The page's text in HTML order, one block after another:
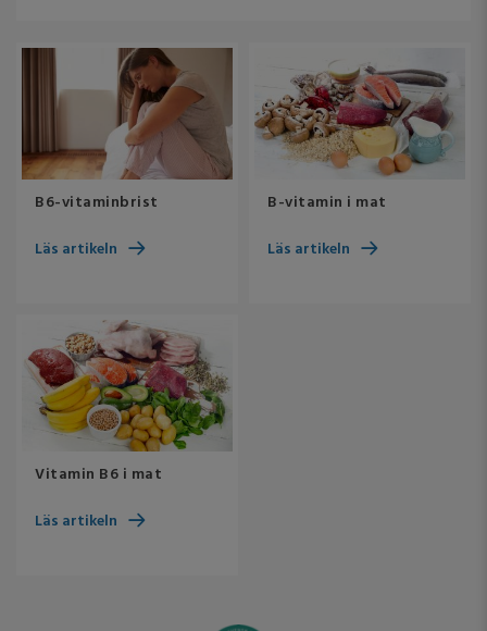
B6-vitaminbrist
Läs artikeln
B-vitamin i mat
Läs artikeln
Vitamin B6 i mat
Läs artikeln